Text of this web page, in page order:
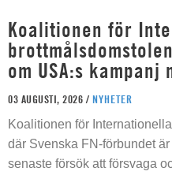
Koalitionen för
om USA:s kampanj
03 AUGUSTI, 2026 / NYHETER
Koalitionen för
där Svenska FN-förbundet
senaste försök att försvaga